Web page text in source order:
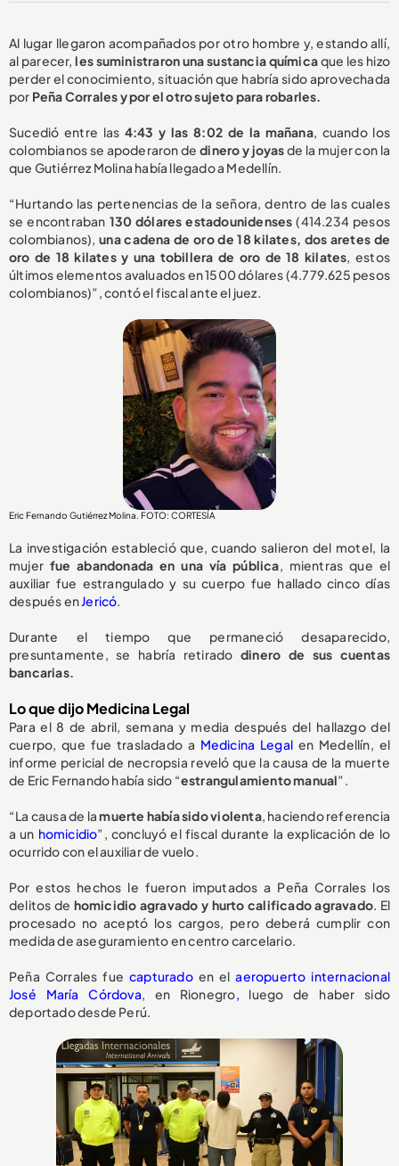
Al lugar llegaron acompañados por otro hombre y, estando allí,
al parecer,les suministraron una sustancia químicaque les hizo
perder el conocimiento, situación que habría sido aprovechada
por Peña Corrales y por el otro sujeto para robarles.
Sucedió entre las 4:43 y las 8:02 de la mañana, cuando los
colombianos se apoderaron dedinero y joyasde la mujer con la
que Gutiérrez Molina había llegado a Medellín.
“Hurtando las pertenencias de la señora, dentro de las cuales
se encontraban 130 dólares estadounidenses (414.234 pesos
colombianos),una cadena de oro de 18 kilates, dos aretes de
oro de 18 kilates y una tobillera de oro de 18 kilates, estos
últimos elementos avaluados en 1500 dólares (4.779.625 pesos
colombianos)”, contó el fiscal ante el juez.
Eric Fernando Gutiérrez Molina. FOTO: CORTESÍA
La investigación estableció que, cuando salieron del motel, la
mujer fue abandonada en una vía pública, mientras que el
auxiliar fue estrangulado y su cuerpo fue hallado cinco días
después enJericó.
Durante el tiempo que permaneció desaparecido,
presuntamente, se habría retirado dinero de sus cuentas
bancarias.
Lo que dijo Medicina Legal
Para el 8 de abril, semana y media después del hallazgo del
cuerpo, que fue trasladado a Medicina Legal en Medellín, el
informe pericial de necropsia reveló que la causa de la muerte
de Eric Fernando había sido “estrangulamiento manual”.
“La causa de lamuerte había sido violenta, haciendo referencia
a un homicidio”, concluyó el fiscal durante la explicación de lo
ocurrido con el auxiliar de vuelo.
Por estos hechos le fueron imputados a Peña Corrales los
delitos de homicidio agravado y hurto calificado agravado. El
procesado no aceptó los cargos, pero deberá cumplir con
medida de aseguramiento en centro carcelario.
Peña Corrales fue capturadoen elaeropuerto internacional
José María Córdova, en Rionegro, luego de haber sido
deportado desde Perú.